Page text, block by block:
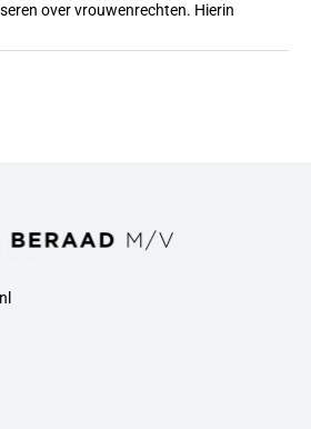
over vrouwenrechten. Hierin